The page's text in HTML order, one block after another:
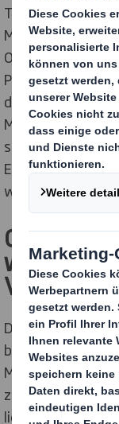
Trotz steigender
Menge an
Online-
Prozent steigen.
damit
Milliarden
stationären
Einweg-
wurde.
Die Mehrheit der
befürwortet die
Materialien, wie
zwei Drittel (69
lieber in